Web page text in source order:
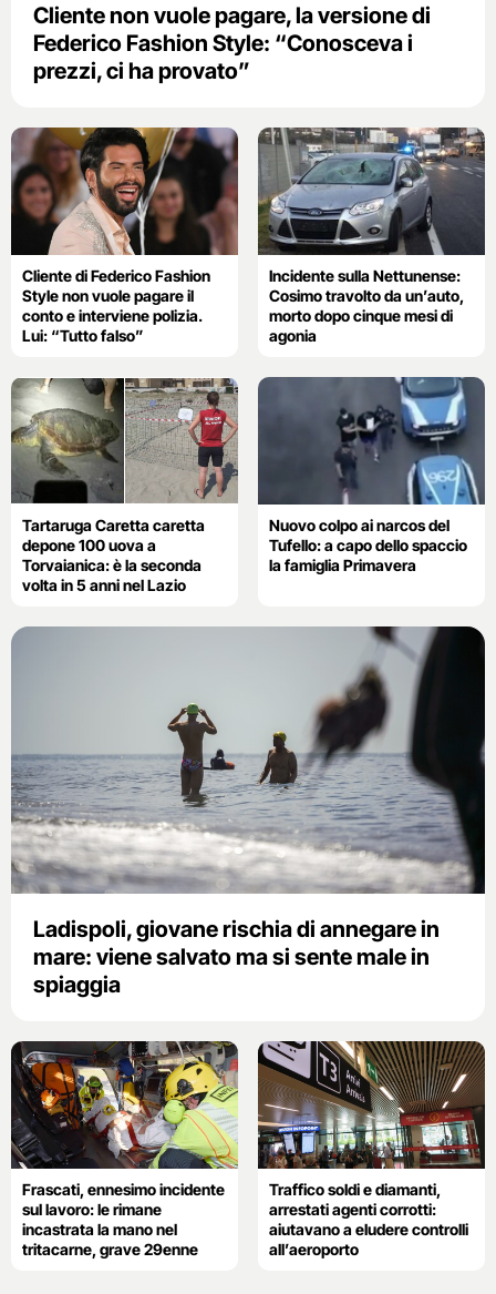
Cliente non vuole pagare, la versione di
Federico Fashion Style: “Conosceva i
prezzi, ci ha provato”
Cliente di Federico Fashion
Style non vuole pagare il
conto e interviene polizia.
Lui: “Tutto falso”
Incidente sulla Nettunense:
Cosimo travolto da un’auto,
morto dopo cinque mesi di
agonia
Tartaruga Caretta caretta
depone 100 uova a
Torvaianica: è la seconda
volta in 5 anni nel Lazio
Nuovo colpo ai narcos del
Tufello: a capo dello spaccio
la famiglia Primavera
Ladispoli, giovane rischia di annegare in
mare: viene salvato ma si sente male in
spiaggia
Frascati, ennesimo incidente
sul lavoro: le rimane
incastrata la mano nel
tritacarne, grave 29enne
Traffico soldi e diamanti,
arrestati agenti corrotti:
aiutavano a eludere controlli
all’aeroporto